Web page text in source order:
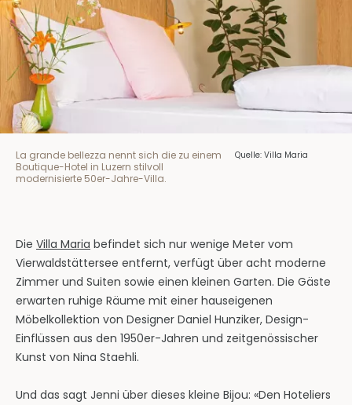
La grande bellezza nennt sich die zu einem
Boutique-Hotel in Luzern stilvoll
modernisierte 50er-Jahre-Villa.
Quelle: Villa Maria
Die Villa Maria befindet sich nur wenige Meter vom
Vierwaldstättersee entfernt, verfügt über acht moderne
Zimmer und Suiten sowie einen kleinen Garten. Die Gäste
erwarten ruhige Räume mit einer hauseigenen
Möbelkollektion von Designer Daniel Hunziker, Design-
Einflüssen aus den 1950er-Jahren und zeitgenössischer
Kunst von Nina Staehli.
Und das sagt Jenni über dieses kleine Bijou: «Den Hoteliers